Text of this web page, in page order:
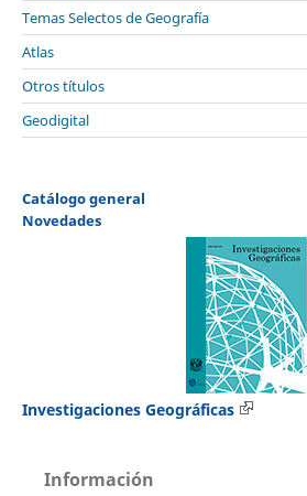
Temas Selectos de Geografía
Atlas
Otros títulos
Geodigital
Catálogo general
Novedades
Investigaciones Geográficas
Información